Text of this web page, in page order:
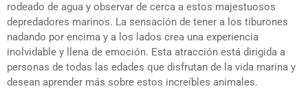
rodeado de agua y observar de cerca a estos majestuosos
depredadores marinos. La sensación de tener a los tiburones
nadando por encima y a los lados crea una experiencia
inolvidable y llena de emoción. Esta atracción está dirigida a
personas de todas las edades que disfrutan de la vida marina y
desean aprender más sobre estos increíbles animales.